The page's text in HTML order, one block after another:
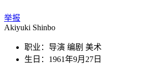
举报
Akiyuki Shinbo
职业：导演 编剧 美术
生日：1961年9月27日